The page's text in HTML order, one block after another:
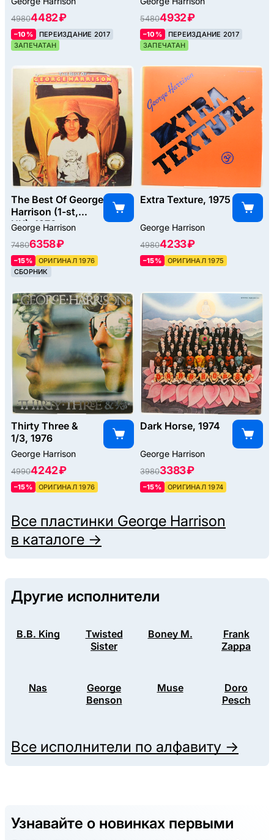
49804482 ₽
–10%
ПЕРЕИЗДАНИЕ 2017
ЗАПЕЧАТАН
54804932 ₽
–10%
ПЕРЕИЗДАНИЕ 2017
ЗАПЕЧАТАН
The Best Of George
Harrison (1-st,
UK), 1976
George Harrison
74806358 ₽
–15%
ОРИГИНАЛ 1976
СБОРНИК
Extra Texture, 1975
George Harrison
49804233 ₽
–15% ОРИГИНАЛ 1975
Thirty Three &
1/3, 1976
George Harrison
49904242 ₽
–15% ОРИГИНАЛ 1976
Dark Horse, 1974
George Harrison
39803383 ₽
–15% ОРИГИНАЛ 1974
Все пластинки George Harrison
в каталоге →
Другие исполнители
B.B. King
Twisted
Sister
Boney M.
Frank
Zappa
Nas
George
Benson
Muse
Doro
Pesch
Все исполнители по алфавиту →
Узнавайте о новинках первыми